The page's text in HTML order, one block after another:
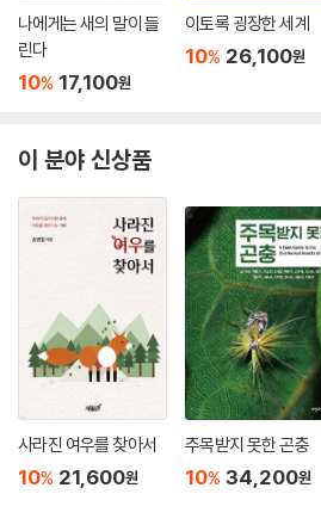
책을 펼쳐 행간을 음미하고 붓과 색연필을 집
다양한 생명체를 품은 밀림과 우리 인간의 세
의 사진이 미처 담아 내지 못한 섬세한 부분
녹아든 그림들은 열대 우림의 경이감을 최고
권유와 그보다 조금 더 무모한 저자의 선택
의 ‘연구 부동산’으로 만들었다. 나는 지금도
듯 가까이 내려와 한참이나 내 얼굴을 빤히
한 눈망울을 잊지 못한다. 마치 손주를 본 할
지어 준 ‘아완’도 잘 있겠지…….
어린 시절 “미래에 대한 아무런 계획도 세우
생철학 덕택에 오늘 우리가 이런 책을 다 읽는
쓴 『개미제국의 발견』의 전통을 잇는 책이다
창작이 여기까지 왔다.－최재천 ｜ 국립 생
나에게는 새의 말이 들
린다
10% 17,100원
이토록 굉장한 세계
10% 26,100원
이 분야 신상품
사라진 여우를 찾아서
10% 21,600원
주목받지 못한 곤충
10% 34,200원